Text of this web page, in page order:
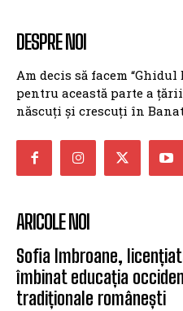
DESPRE NOI
Am decis să facem
pentru această parte a
născuți și crescuți în
ARICOLE NOI
Sofia Imbroane,
îmbinat educația
tradiționale românești